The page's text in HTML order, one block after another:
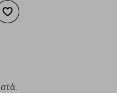
Προσθήκη στα αγαπημένα